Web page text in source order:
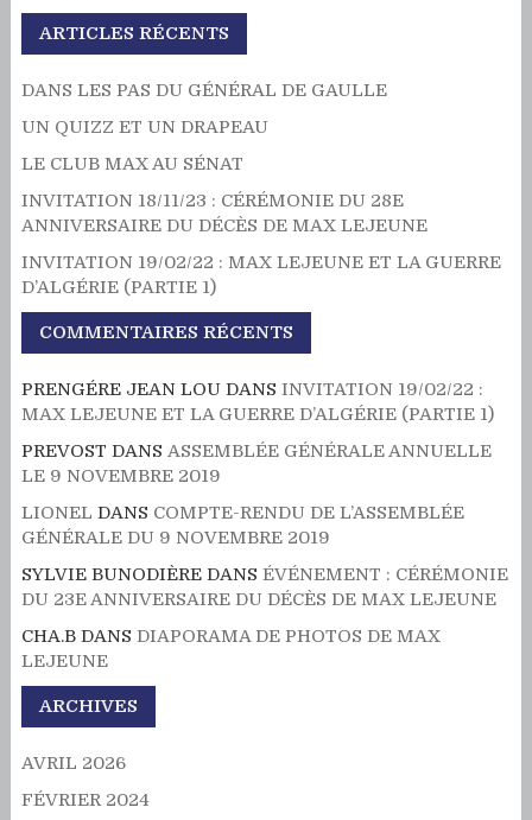
ARTICLES RÉCENTS
DANS LES PAS DU GÉNÉRAL DE GAULLE
UN QUIZZ ET UN DRAPEAU
LE CLUB MAX AU SÉNAT
INVITATION 18/11/23 : CÉRÉMONIE DU 28E
ANNIVERSAIRE DU DÉCÈS DE MAX LEJEUNE
INVITATION 19/02/22 : MAX LEJEUNE ET LA GUERRE
D’ALGÉRIE (PARTIE 1)
COMMENTAIRES RÉCENTS
PRENGÉRE JEAN LOUDANS INVITATION 19/02/22 :
MAX LEJEUNE ET LA GUERRE D’ALGÉRIE (PARTIE 1)
PREVOST DANS ASSEMBLÉE GÉNÉRALE ANNUELLE
LE 9 NOVEMBRE 2019
LIONEL DANS COMPTE-RENDU DE L’ASSEMBLÉE
GÉNÉRALE DU 9 NOVEMBRE 2019
SYLVIE BUNODIÈREDANS ÉVÉNEMENT : CÉRÉMONIE
DU 23E ANNIVERSAIRE DU DÉCÈS DE MAX LEJEUNE
CHA.BDANS DIAPORAMA DE PHOTOS DE MAX
LEJEUNE
ARCHIVES
AVRIL 2026
FÉVRIER 2024